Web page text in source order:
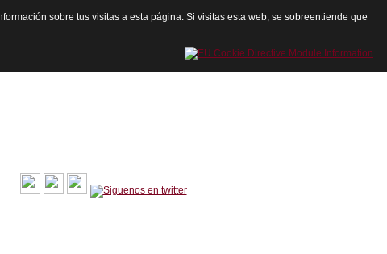
sobre tus visitas a esta página. Si visitas esta web, se sobreentiende que